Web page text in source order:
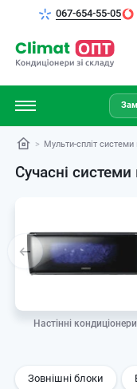
067-654-55-05
Мульти-спліт системи
Сучасні
Настінні кондиціонери
Зовнішні блоки